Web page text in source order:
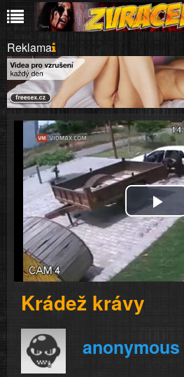
Reklama
Krádež krávy
anonymous